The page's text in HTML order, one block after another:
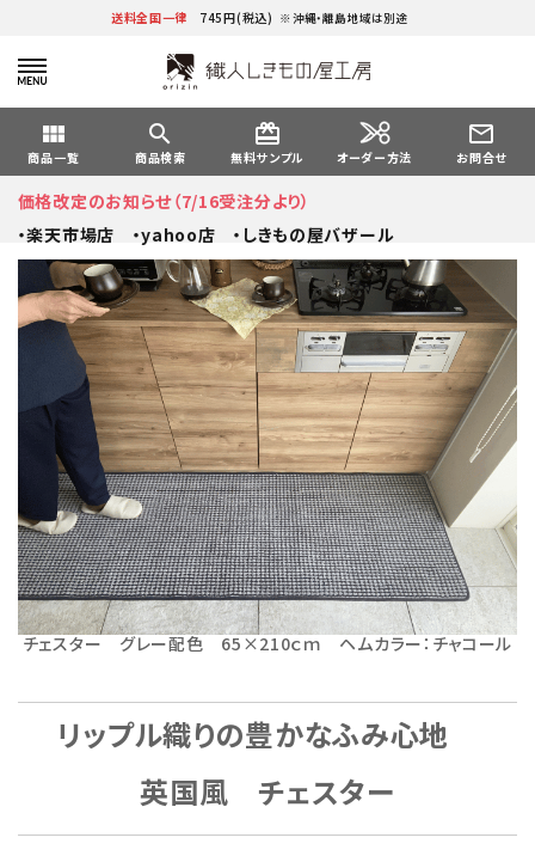
送料全国一律 745円(税込) ※沖縄・離島地域は別途
view_module
商品一覧
search
商品検索
card_giftcard
無料サンプル オーダー方法
mail_outline
お問合せ
価格改定のお知らせ（7/16受注分より）
・楽天市場店
・yahoo店 ・しきもの屋バザール
チェスター グレー配色 65×210ｃｍ ヘムカラー：チャコール
リップル織りの豊かなふみ心地
英国風 チェスター